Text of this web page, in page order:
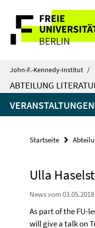
direkt
Inhalt
Service-
Navigation
John-F.-Kennedy-Institut /
ABTEILUNG
VERANSTALTUNGEN
Startseite
Ulla
News vom 03.05.2018
As part of the FU-
will give a talk on